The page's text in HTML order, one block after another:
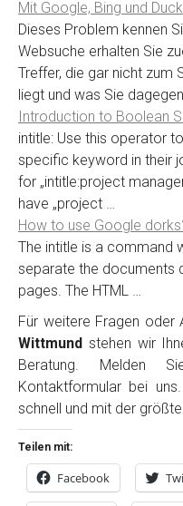
Mit Google, Bing und
Dieses Problem kennen
Websuche erhalten Sie
Treffer, die gar nicht zum
liegt und was Sie
Introduction to Boolean
intitle: Use this operator
specific keyword in their
for „intitle:project
have „project …
How to use Google
The intitle is a command
separate the documents
pages. The HTML …
Für weitere Fragen oder
Wittmund stehen wir
Beratung. Melden
Kontaktformular bei
schnell und mit der
Teilen mit:
Facebook